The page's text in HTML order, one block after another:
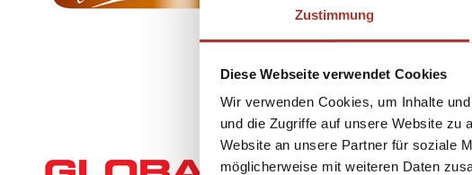
Zustimmung
Diese Webseite verwendet Cookies
Wir verwenden Cookies, um Inhalte
und die Zugriffe auf unsere Website zu
Website an unsere Partner für soziale
möglicherweise mit weiteren Daten